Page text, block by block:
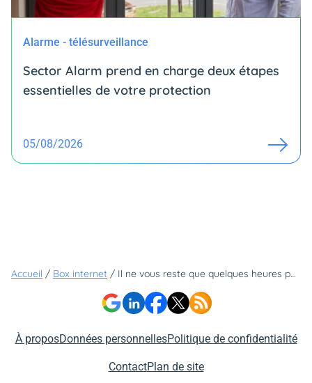
Alarme - télésurveillance
Sector Alarm prend en charge deux étapes
essentielles de votre protection
05/08/2026
Accueil / Box internet / Il ne vous reste que quelques heures pour profiter de la fibre Orange à moins de 25€ et faire jusqu'à 139€ d'économies supplémentaires
À proposDonnées personnellesPolitique de confidentialité
ContactPlan de site